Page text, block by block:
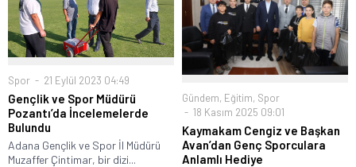
Spor 21 Eylül 2023 04:49
Gençlik ve Spor Müdürü
Pozantı’da İncelemelerde
Bulundu
Adana Gençlik ve Spor İl Müdürü
Muzaffer Çintimar, bir dizi...
Gündem, Eğitim, Spor
18 Kasım 2025 09:01
Kaymakam Cengiz ve Başkan
Avan’dan Genç Sporculara
Anlamlı Hediye